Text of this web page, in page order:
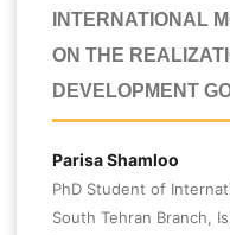
INTERNATIONAL
ON THE
DEVELOPMENT
Parisa Shamloo
PhD Student of
South Tehran Branch,